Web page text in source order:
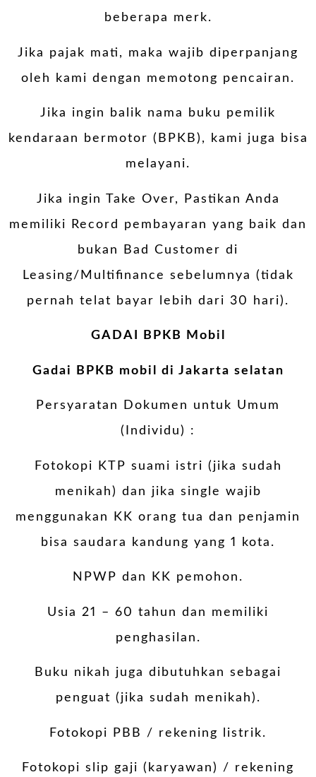
beberapa merk.
Jika pajak mati, maka wajib diperpanjang
oleh kami dengan memotong pencairan.
Jika ingin balik nama buku pemilik
kendaraan bermotor (BPKB), kami juga bisa
melayani.
Jika ingin Take Over, Pastikan Anda
memiliki Record pembayaran yang baik dan
bukan Bad Customer di
Leasing/Multifinance sebelumnya (tidak
pernah telat bayar lebih dari 30 hari).
GADAI BPKB Mobil
Gadai BPKB mobil di Jakarta selatan
Persyaratan Dokumen untuk Umum
(Individu) :
Fotokopi KTP suami istri (jika sudah
menikah) dan jika single wajib
menggunakan KK orang tua dan penjamin
bisa saudara kandung yang 1 kota.
NPWP dan KK pemohon.
Usia 21 – 60 tahun dan memiliki
penghasilan.
Buku nikah juga dibutuhkan sebagai
penguat (jika sudah menikah).
Fotokopi PBB / rekening listrik.
Fotokopi slip gaji (karyawan) / rekening